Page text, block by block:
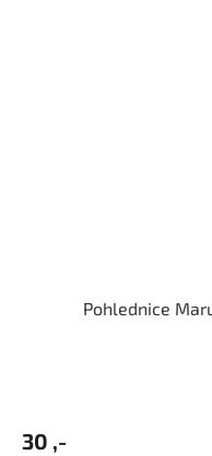
Pohlednice
30 ,-